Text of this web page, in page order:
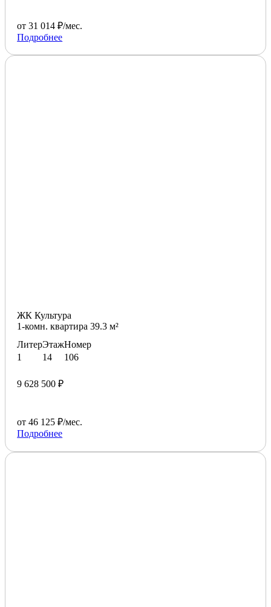
от 31 014 ₽/мес.
Подробнее
ЖК Культура
1-комн. квартира 39.3 м²
Литер
1
Этаж
14
Номер
106
9 628 500 ₽
от 46 125 ₽/мес.
Подробнее